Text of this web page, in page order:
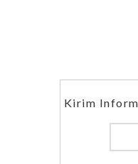
Kirim